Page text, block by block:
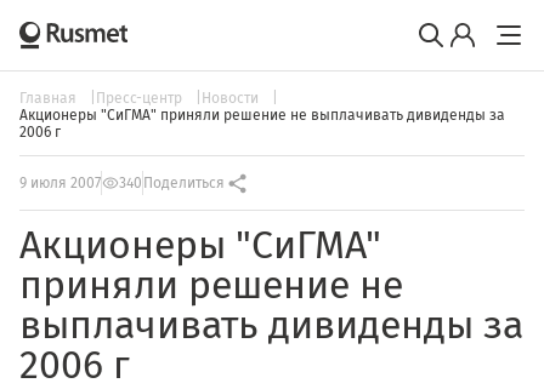
Главная Пресс-центр
Новости
Акционеры "СиГМА" приняли решение не выплачивать дивиденды за
2006 г
9 июля 2007 340 Поделиться
Акционеры "СиГМА"
приняли решение не
выплачивать дивиденды за
2006 г